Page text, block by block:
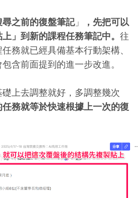
之前的復盤筆記」
，先把可以
」到新的課程任務筆記中。 往
務就已經具備基本行動架構、
含前面提到的進一步改進。
上去調整就好，多調整幾次
務就等於快速根據上一次的復